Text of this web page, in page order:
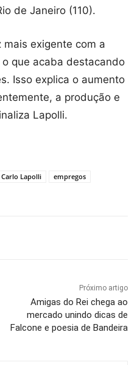
de Janeiro (110).
mais exigente com a
que acaba destacando
Isso explica o aumento
a produção e
Lapolli.
Carlo Lapolli
empregos
Próximo artigo
Amigas do Rei chega ao
mercado unindo dicas de
Falcone e poesia de Bandeira